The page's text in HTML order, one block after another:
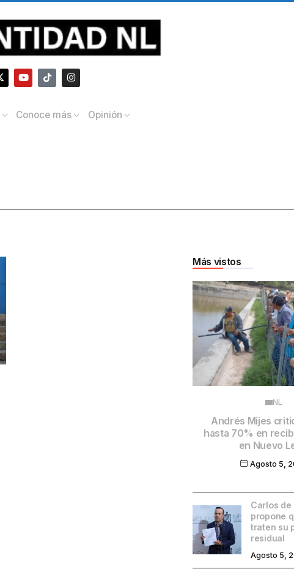
Conoce más Opinión
Más vistos
NL
Andrés Mijes
hasta 70% en
en Nuevo
Agosto 5,
Carlos de
propone
traten su
residual
Agosto 5,